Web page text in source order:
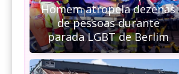
Homem atropela dezenas
de pessoas durante
parada LGBT de Berlim